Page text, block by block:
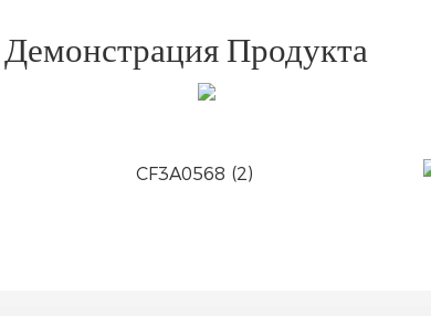
Демонстрация Продукта